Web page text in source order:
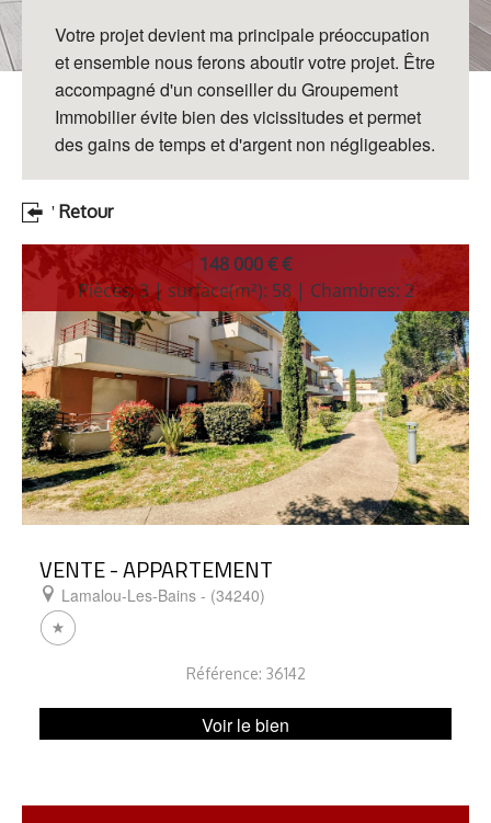
Votre projetdevient ma principale préoccupation
et ensemble nous feronsaboutir votre projet. Être
accompagné d'un conseiller du Groupement
Immobilierévite bien des vicissitudes et permet
des gains de temps etd'argent non négligeables.
Retour
148 000 € €
Pièces: 3 | surface(m²): 58 | Chambres: 2
VENTE - APPARTEMENT
Lamalou-Les-Bains - (34240)
Référence: 36142
Voir le bien